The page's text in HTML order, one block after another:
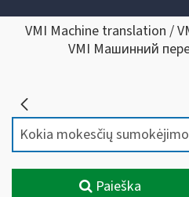
VMI Machine translation /
VMI Машинний
Paieška